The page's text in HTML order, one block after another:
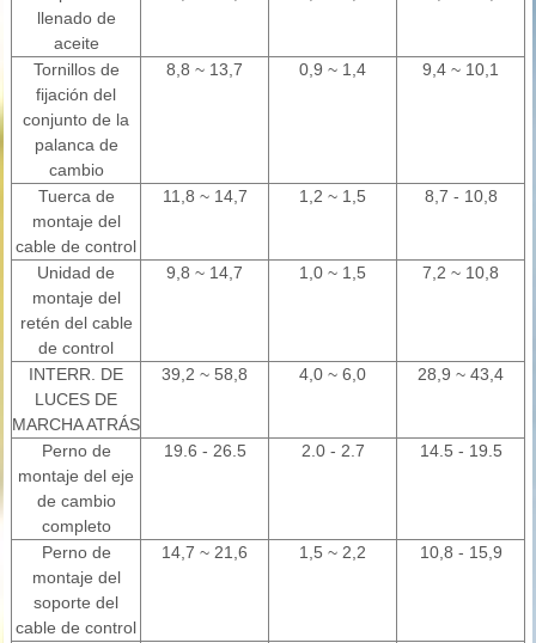
llenado de
aceite
Tornillos de
fijación del
conjunto de la
palanca de
cambio
8,8 ~ 13,7 0,9 ~ 1,4 9,4 ~ 10,1
Tuerca de
montaje del
cable de control
11,8 ~ 14,7 1,2 ~ 1,5 8,7 - 10,8
Unidad de
montaje del
retén del cable
de control
9,8 ~ 14,7 1,0 ~ 1,5 7,2 ~ 10,8
INTERR. DE
LUCES DE
MARCHA ATRÁS
39,2 ~ 58,8 4,0 ~ 6,0 28,9 ~ 43,4
Perno de
montaje del eje
de cambio
completo
19.6 - 26.5 2.0 - 2.7 14.5 - 19.5
Perno de
montaje del
soporte del
cable de control
14,7 ~ 21,6 1,5 ~ 2,2 10,8 - 15,9